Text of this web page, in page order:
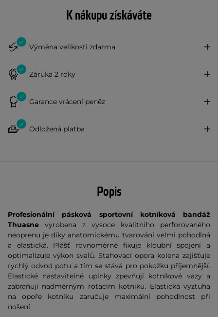
K nákupu získáváte
Výměna velikosti zdarma
Záruka 2 roky
Garance vrácení peněz
Odložená platba
Popis
Profesionální pásková sportovní kotníková bandáž
Thuasne vyrobena z vysoce kvalitního perforovaného
neoprenu je díky anatomickému tvarování velmi pohodlná
a elastická. Plášť rovnoměrně fixuje kloubní spojení a
optimalizuje výkon svalů. Stahovací opora kolena zajišťuje
rychlý odvod potu a tím se stává pro pokožku příjemnější.
Elastické nastavitelné upínky zpevňují kotníkové vazy a
zabraňují nadměrným rotacím kotníku. Elastická výztuha
na opoře kotníku zaručuje maximální pohodlnost při
nošení.